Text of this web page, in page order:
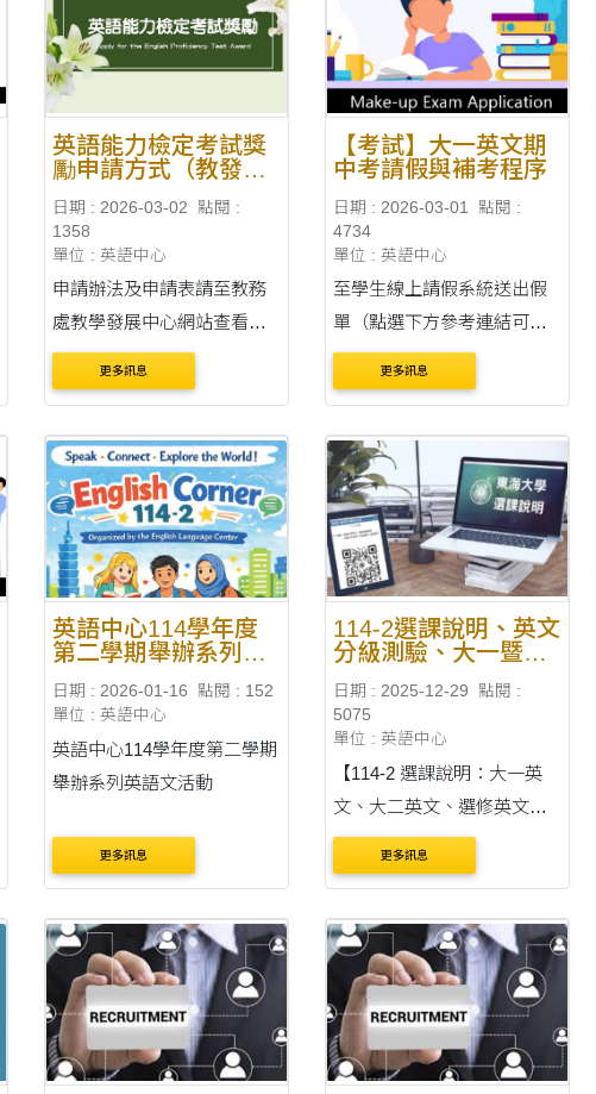
（三）下午 5:00 止 ....
英語能力檢定考試獎
勵申請方式（教發中
日期 : 2026-03-02
點閱 :
1358
單位 : 英語中心
申請辦法及申請表請至教務
處教學發展中心網站查看
【申請公告】 114-2 英語能
力檢定考試獎勵申請 114-
請 113-2 英語能力檢定考試
獎勵申請 113-1 英語能力....
更多訊息
【考試】大一英文期
中考請假與補考程序
日期 : 2026-03-01
點閱 :
4734
單位 : 英語中心
至學生線上請假系統送出假
單（點選下方參考連結可查
看學生線上請假操作流
程）。 新增請假單：開始與
13 日（一）或 4 月 14 日
（二）。 假單內容： 是否
為....
更多訊息
英語中心114學年度
第二學期舉辦系列英
日期 : 2026-01-16
點閱 : 152
單位 : 英語中心
英語中心114學年度第二學期
舉辦系列英語文活動
更多訊息
114-2選課說明、英文
分級測驗、大一暨大
日期 : 2025-12-29
點閱 :
5075
單位 : 英語中心
【114-2 選課說明：大一英
文、大二英文、選修英文】
【大一英文】 ■ 簡介：（連
結） ■ 管道：限人工加選 ■
（日）上午 8:00 至 3 月 2 日
（一）下午 5:00 止 ....
更多訊息